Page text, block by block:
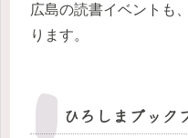
広島の読書イベントも
ります。
ひろしまブック